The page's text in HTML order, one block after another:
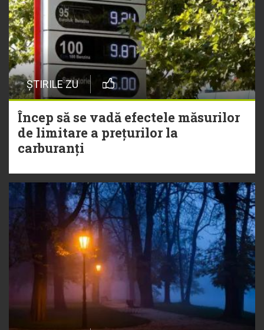
ȘTIRILE ZU
Încep să se vadă efectele măsurilor
de limitare a prețurilor la
carburanți